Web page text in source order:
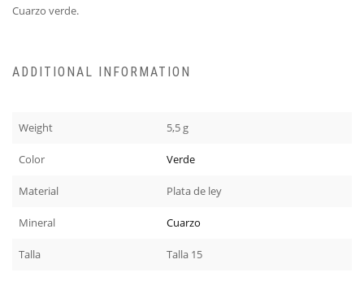
Cuarzo verde.
ADDITIONAL INFORMATION
Weight 5,5 g
Color Verde
Material Plata de ley
Mineral Cuarzo
Talla Talla 15